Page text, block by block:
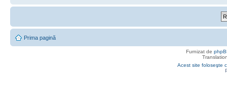
Prima pagină
Furnizat de
Acest site foloseşte